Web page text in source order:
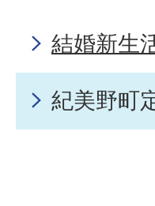
結婚新生
紀美野町